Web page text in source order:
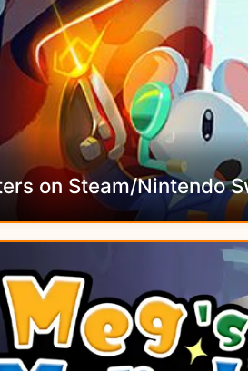
on Steam/Nintendo